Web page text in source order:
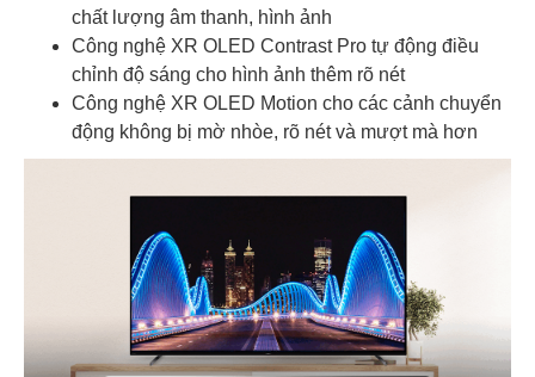
chất lượng âm thanh, hình ảnh
Công nghệ XR OLED Contrast Pro tự động điều
chỉnh độ sáng cho hình ảnh thêm rõ nét
Công nghệ XR OLED Motion cho các cảnh chuyển
động không bị mờ nhòe, rõ nét và mượt mà hơn